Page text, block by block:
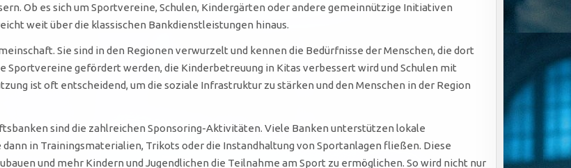
Ob es sich um Sportvereine, Schulen, Kindergärten oder andere gemeinnützige Initiativen
weit über die klassischen Bankdienstleistungen hinaus.
Sie sind in den Regionen verwurzelt und kennen die Bedürfnisse der Menschen, die dort
Sportvereine gefördert werden, die Kinderbetreuung in Kitas verbessert wird und Schulen mit
ist oft entscheidend, um die soziale Infrastruktur zu stärken und den Menschen in der Region
sind die zahlreichen Sponsoring-Aktivitäten. Viele Banken unterstützen lokale
in Trainingsmaterialien, Trikots oder die Instandhaltung von Sportanlagen fließen. Diese
und mehr Kindern und Jugendlichen die Teilnahme am Sport zu ermöglichen. So wird nicht nur